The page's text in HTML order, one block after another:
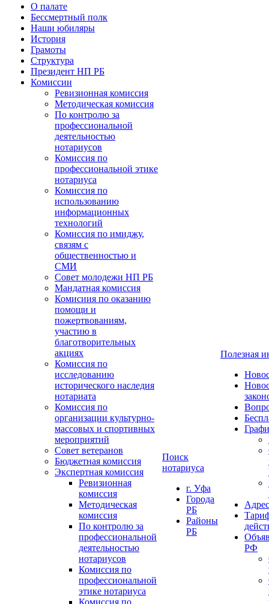
О палате
Бессмертный полк
Наши юбиляры
История
Грамоты
Структура
Президент НП РБ
Комиссии
Ревизионная комиссия
Методическая комиссия
По контролю за
профессиональной
деятельностью
нотариусов
Комиссия по
профессиональной этике
нотариуса
Комиссия по
использованию
информационных
технологий
Комиссия по имиджу,
связям с
общественностью и
СМИ
Совет молодежи НП РБ
Мандатная комиссия
Комисиия по оказанию
помощи и
пожертвованиям,
участию в
благотворительных
акциях
Комиссия по
исследованию
исторического наследия
нотариата
Комиссия по
организации культурно-
массовых и спортивных
мероприятий
Совет ветеранов
Бюджетная комиссия
Экспертная комиссия
Ревизионная
комиссия
Методическая
комиссия
По контролю за
профессиональной
деятельностью
нотариусов
Комиссия по
профессиональной
этике нотариуса
Комиссия по
Поиск
нотариуса
г. Уфа
Города
РБ
Районы
РБ
Полезная
РФ